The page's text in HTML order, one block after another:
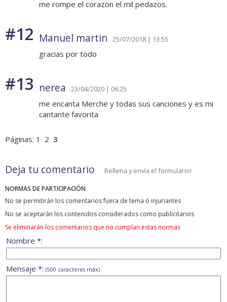
me rompe el corazon el mil pedazos.
#12 Manuel martin 25/07/2018 | 13:55
gracias por todo
#13 nerea 23/04/2020 | 06:25
me encanta Merche y todas sus canciones y es mi
cantante favorita
Páginas: 1 2 3
Deja tu comentario Rellena y envía el formulario!
NORMAS DE PARTICIPACIÓN
No se permitirán los comentarios fuera de tema ó injuriantes
No se aceptarán los contenidos considerados como publicitarios
Se eliminarán los comentarios que no cumplan estas normas
Nombre *:
Mensaje *: (500 caracteres máx)